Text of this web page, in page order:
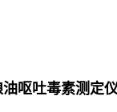
油呕吐毒素测定